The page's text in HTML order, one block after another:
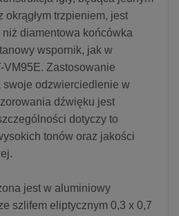
okrągłym trzpieniem, jest
diamentowa końcówka
wspornik, jak w
VM95E. Zastosowanie
swoje odzwierciedlenie w
dźwięku jest
dotyczy to
tonów oraz jakości
jest w aluminiowy
szlifem eliptycznym 0,3 x 0,7